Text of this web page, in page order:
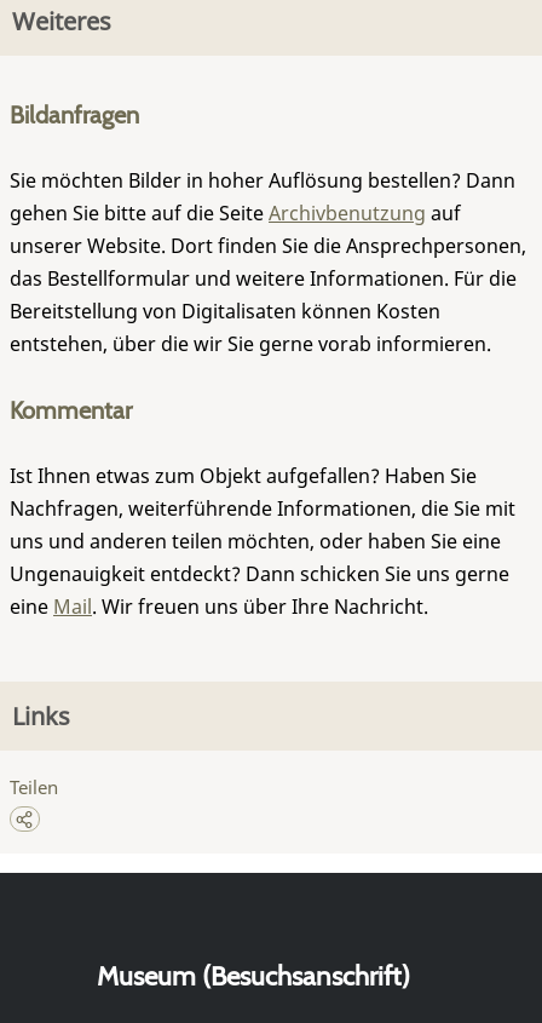
Weiteres
Bildanfragen
Sie möchten Bilder in hoher Auflösung bestellen? Dann
gehen Sie bitte auf die SeiteArchivbenutzung auf
unserer Website. Dort finden Sie die Ansprechpersonen,
das Bestellformular und weitere Informationen. Für die
Bereitstellung von Digitalisaten können Kosten
entstehen, über die wir Sie gerne vorab informieren.
Kommentar
Ist Ihnen etwas zum Objekt aufgefallen? Haben Sie
Nachfragen, weiterführende Informationen, die Sie mit
uns und anderen teilen möchten, oder haben Sie eine
Ungenauigkeit entdeckt? Dann schicken Sie uns gerne
eine Mail. Wir freuen uns über Ihre Nachricht.
Links
Teilen
Museum (Besuchsanschrift)